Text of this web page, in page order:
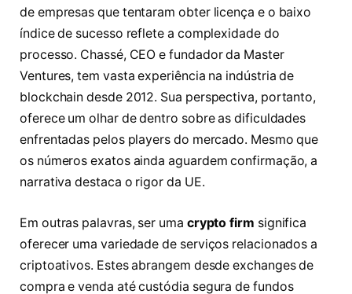
de empresas que tentaram obter licença e o baixo
índice de sucesso reflete a complexidade do
processo. Chassé, CEO e fundador da Master
Ventures, tem vasta experiência na indústria de
blockchain desde 2012. Sua perspectiva, portanto,
oferece um olhar de dentro sobre as dificuldades
enfrentadas pelos players do mercado. Mesmo que
os números exatos ainda aguardem confirmação, a
narrativa destaca o rigor da UE.
Em outras palavras, ser uma crypto firm significa
oferecer uma variedade de serviços relacionados a
criptoativos. Estes abrangem desde exchanges de
compra e venda até custódia segura de fundos